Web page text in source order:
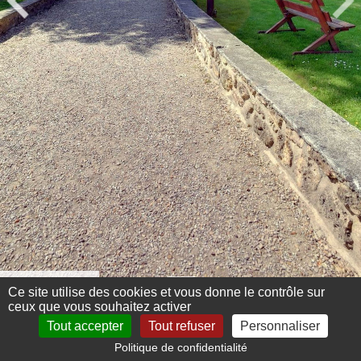
Menu 360°
Ce site utilise des cookies et vous donne le contrôle sur
ceux que vous souhaitez activer
Tout accepter
Tout refuser Personnaliser
Politique de confidentialité